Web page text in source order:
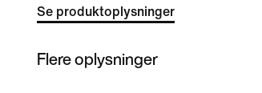
Se produktoplysninger
Flere oplysninger